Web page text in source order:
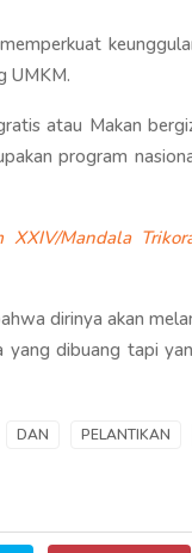
UMKM.
atau Makan
program
XXIV/Mandala
dirinya akan
dibuang tapi
DAN PELANTIKAN